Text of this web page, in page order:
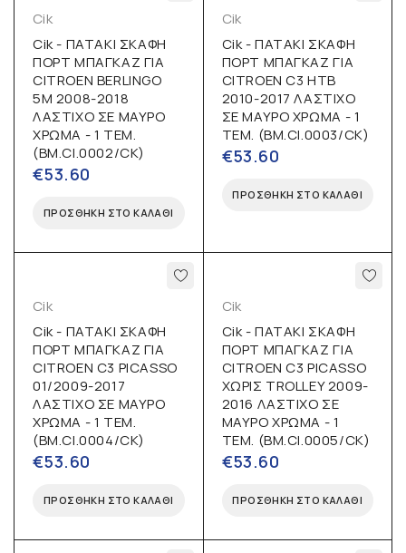
Cik
Cik - ΠΑΤΑΚΙ ΣΚΑΦΗ
ΠΟΡΤ ΜΠΑΓΚΑΖ ΓΙΑ
CITROEN BERLINGO
5M 2008-2018
ΛΑΣΤΙΧΟ ΣΕ ΜΑΥΡΟ
ΧΡΩΜΑ - 1 ΤΕΜ.
(BM.CI.0002/CK)
€53.60
ΠΡΟΣΘΉΚΗ ΣΤΟ ΚΑΛΆΘΙ
Cik
Cik - ΠΑΤΑΚΙ ΣΚΑΦΗ
ΠΟΡΤ ΜΠΑΓΚΑΖ ΓΙΑ
CITROEN C3 HTB
2010-2017 ΛΑΣΤΙΧΟ
ΣΕ ΜΑΥΡΟ ΧΡΩΜΑ - 1
ΤΕΜ. (BM.CI.0003/CK)
€53.60
ΠΡΟΣΘΉΚΗ ΣΤΟ ΚΑΛΆΘΙ
Cik
Cik - ΠΑΤΑΚΙ ΣΚΑΦΗ
ΠΟΡΤ ΜΠΑΓΚΑΖ ΓΙΑ
CITROEN C3 PICASSO
01/2009-2017
ΛΑΣΤΙΧΟ ΣΕ ΜΑΥΡΟ
ΧΡΩΜΑ - 1 ΤΕΜ.
(BM.CI.0004/CK)
€53.60
ΠΡΟΣΘΉΚΗ ΣΤΟ ΚΑΛΆΘΙ
Cik
Cik - ΠΑΤΑΚΙ ΣΚΑΦΗ
ΠΟΡΤ ΜΠΑΓΚΑΖ ΓΙΑ
CITROEN C3 PICASSO
ΧΩΡΙΣ TROLLEY 2009-
2016 ΛΑΣΤΙΧΟ ΣΕ
ΜΑΥΡΟ ΧΡΩΜΑ - 1
ΤΕΜ. (BM.CI.0005/CK)
€53.60
ΠΡΟΣΘΉΚΗ ΣΤΟ ΚΑΛΆΘΙ